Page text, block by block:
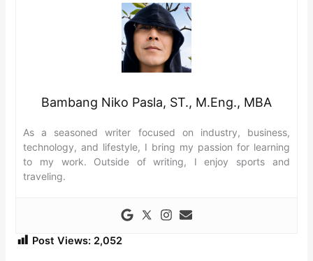
Bambang Niko Pasla, ST., M.Eng., MBA
As a seasoned writer focused on industry, business,
technology, and lifestyle, I bring my passion for learning
to my work. Outside of writing, I enjoy sports and
traveling.
Post Views: 2,052